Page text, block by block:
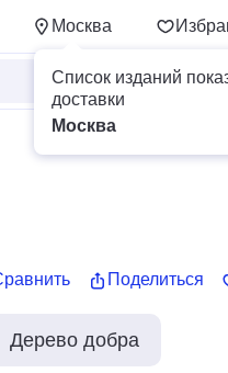
Москва
Список изданий
доставки
Москва
Поделиться
Дерево добра